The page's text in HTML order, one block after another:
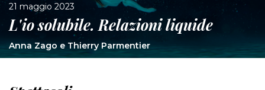
21 maggio 2023
L'io solubile. Relazioni liquide
Anna Zago e Thierry Parmentier